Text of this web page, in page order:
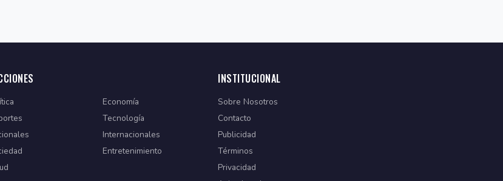
Economía
Tecnología
Internacionales
Entretenimiento
INSTITUCIONAL
Sobre Nosotros
Contacto
Publicidad
Términos
Privacidad